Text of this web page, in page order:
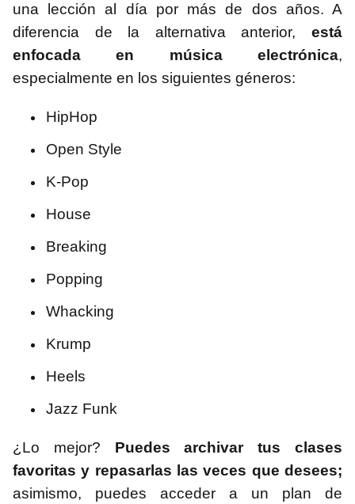
una lección al día por más de dos años. A
diferencia de la alternativa anterior, está
enfocada en música electrónica,
especialmente en los siguientes géneros:
HipHop
Open Style
K-Pop
House
Breaking
Popping
Whacking
Krump
Heels
Jazz Funk
¿Lo mejor? Puedes archivar tus clases
favoritas y repasarlas las veces que desees;
asimismo, puedes acceder a un plan de